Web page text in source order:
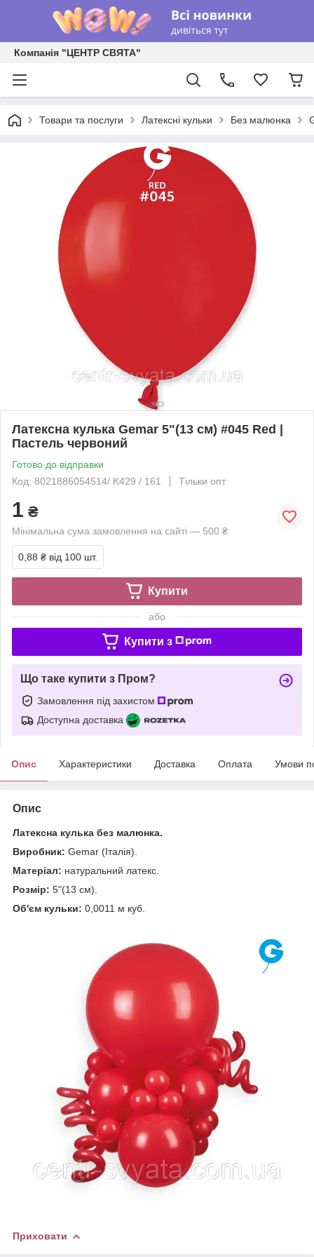
Компанія "ЦЕНТР СВЯТА"
Товари та послуги Латексні кульки Без малюнка
Латексна кулька Gemar 5"(13 см) #045 Red |
Пастель червоний
Готово до відправки
Код: 8021886054514/ K429 / 161
Тільки опт
1 ₴
Мінімальна сума замовлення на сайті — 500 ₴
0,88 ₴ від 100 шт.
Купити
або
Купити з
Що таке купити з Пром?
Замовлення під захистом
Доступна доставка
Опис Характеристики Доставка Оплата Умови
Опис
Латексна кулька без малюнка.
Виробник: Gemar (Італія).
Матеріал: натуральний латекс.
Розмір: 5"(13 см).
Об'єм кульки: 0,0011 м куб.
Приховати